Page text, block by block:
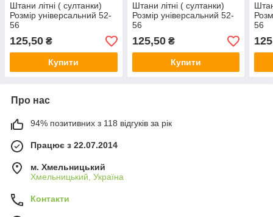
Штани літні ( султанки)
Розмір універсальний 52-
56
125,50 ₴
Купити
Штани літні ( султанки)
Розмір універсальний 52-
56
125,50₴
Купити
56
Про нас
94% позитивних з 118 відгуків за рік
Працює з 22.07.2014
м. Хмельницький
Хмельницький, Україна
Контакти